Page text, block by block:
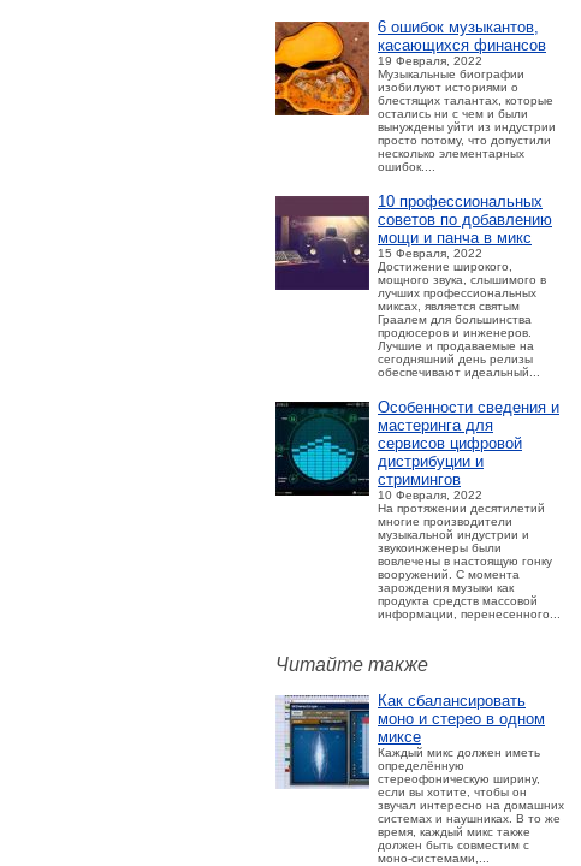
6 ошибок музыкантов,
касающихся финансов
19 Февраля, 2022
Музыкальные биографии
изобилуют историями о
блестящих талантах, которые
остались ни с чем и были
вынуждены уйти из индустрии
просто потому, что допустили
несколько элементарных
ошибок....
10 профессиональных
советов по добавлению
мощи и панча в микс
15 Февраля, 2022
Достижение широкого,
мощного звука, слышимого в
лучших профессиональных
миксах, является святым
Граалем для большинства
продюсеров и инженеров.
Лучшие и продаваемые на
сегодняшний день релизы
обеспечивают идеальный...
Особенности сведения и
мастеринга для
сервисов цифровой
дистрибуции и
стримингов
10 Февраля, 2022
На протяжении десятилетий
многие производители
музыкальной индустрии и
звукоинженеры были
вовлечены в настоящую гонку
вооружений. С момента
зарождения музыки как
продукта средств массовой
информации, перенесенного...
Читайте также
Как сбалансировать
моно и стерео в одном
миксе
Каждый микс должен иметь
определённую
стереофоническую ширину,
если вы хотите, чтобы он
звучал интересно на домашних
системах и наушниках. В то же
время, каждый микс также
должен быть совместим с
моно-системами,...